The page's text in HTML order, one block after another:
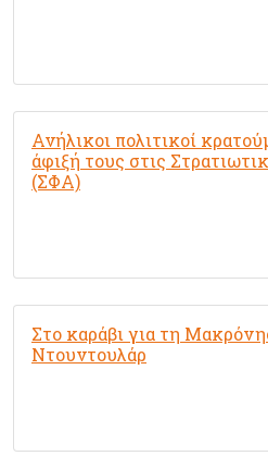
Ανήλικοι πολιτικοί
άφιξή τους στις
(ΣΦΑ)
Στο καράβι για τη
Ντουντουλάρ